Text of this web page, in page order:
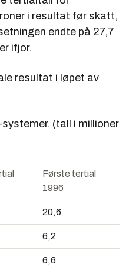
i resultat før skatt,
endte på 27,7
ifjor.
resultat i løpet av
(tall i millioner
Første tertial
1996
20,6
6,2
6,6